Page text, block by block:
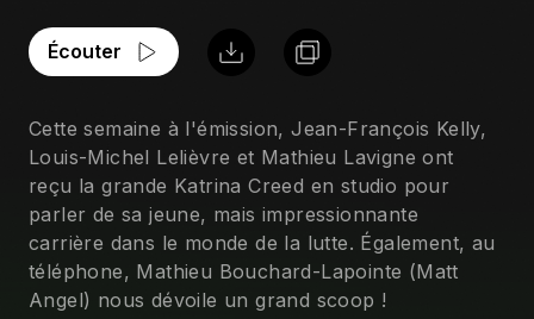
Écouter
Cette semaine à l'émission, Jean-François Kelly,
Louis-Michel Lelièvre et Mathieu Lavigne ont
reçu la grande Katrina Creed en studio pour
parler de sa jeune, mais impressionnante
carrière dans le monde de la lutte. Également, au
téléphone, Mathieu Bouchard-Lapointe (Matt
Angel) nous dévoile un grand scoop !